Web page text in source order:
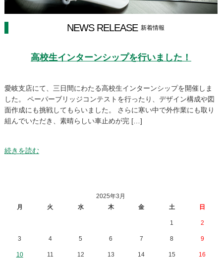
NEWS RELEASE 新着情報
高校生インターンシップを行いました！
愛岐支店にて、三日間にわたる高校生インターンシップを開催しま
した。 ペーパーブリッジコンテストを行ったり、デザイン構成や図
面作成にも挑戦してもらいました。 さらに寒い中で外作業にも取り
組んでいただき、素晴らしい車止めが完 […]
続きを読む
2025年3月
月
火 水 木 金 土 日
1 2
3 4 5 6 7 8 9
10 11 12 13 14 15 16